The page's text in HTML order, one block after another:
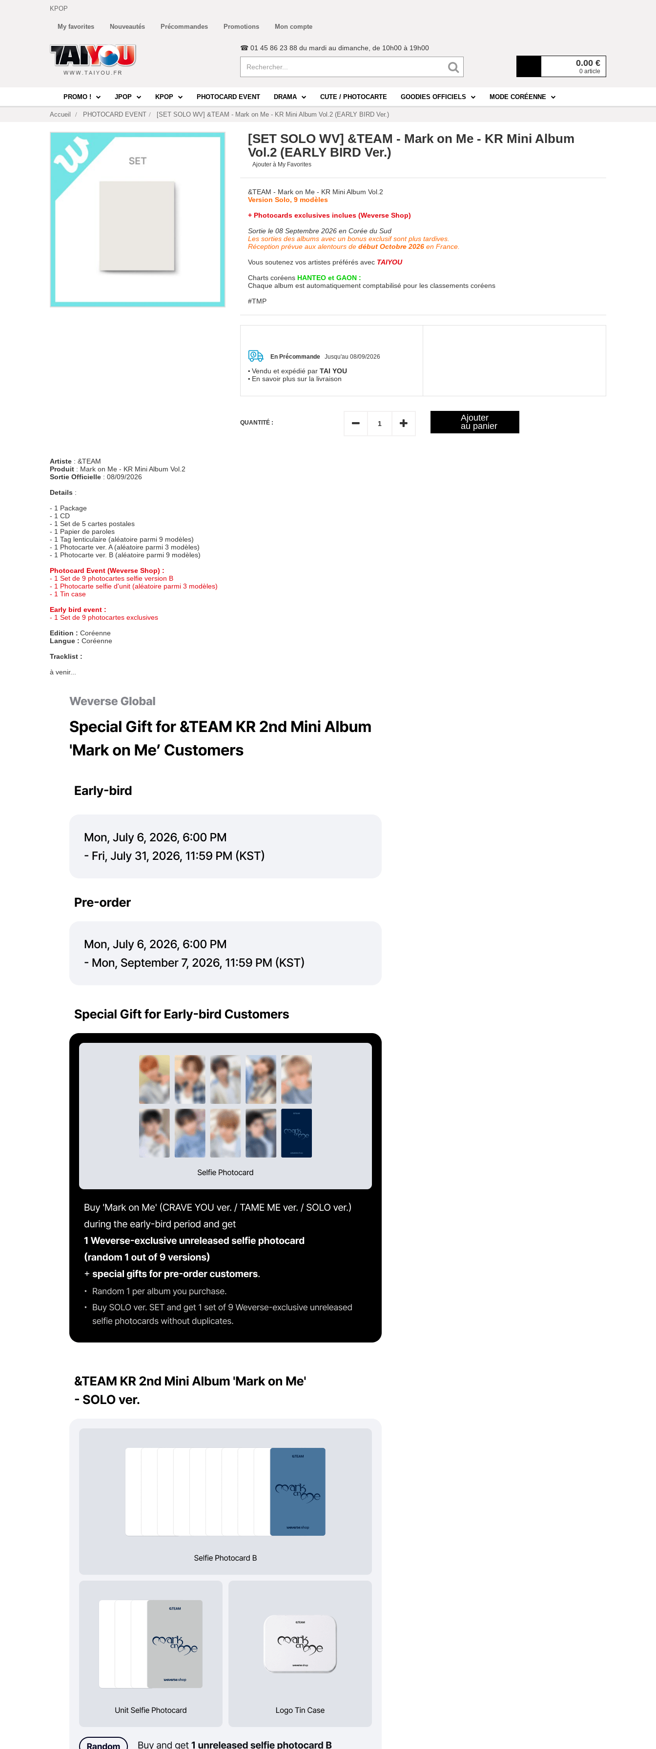
KPOP
My favorites Nouveautés Précommandes Promotions Mon compte
0.00 €
0 article
☎ 01 45 86 23 88 du mardi au dimanche, de 10h00 à 19h00
PROMO ! JPOP KPOP PHOTOCARD EVENT DRAMA CUTE / PHOTOCARTE GOODIES OFFICIELS MODE CORÉENNE
Accueil PHOTOCARD EVENT [SET SOLO WV] &TEAM - Mark on Me - KR Mini Album Vol.2 (EARLY BIRD Ver.)
[SET SOLO WV] &TEAM - Mark on Me - KR Mini Album
Vol.2 (EARLY BIRD Ver.)
Ajouter à My Favorites
&TEAM - Mark on Me - KR Mini Album Vol.2
Version Solo, 9 modèles
+ Photocards exclusives inclues (Weverse Shop)
Sortie le 08 Septembre 2026 en Corée du Sud
Les sorties des albums avec un bonus exclusif sont plus tardives.
Réception prévue aux alentours de début Octobre 2026 en France.
Vous soutenez vos artistes préférés avec TAIYOU
Charts coréens HANTEO et GAON :
Chaque album est automatiquement comptabilisé pour les classements coréens
#TMP
En Précommande Jusqu'au 08/09/2026
Vendu et expédié par TAI YOU
En savoir plus sur la livraison
QUANTITÉ :
Ajouter
au panier
Artiste : &TEAM
Produit : Mark on Me - KR Mini Album Vol.2
Sortie Officielle : 08/09/2026
Details :
- 1 Package
- 1 CD
- 1 Set de 5 cartes postales
- 1 Papier de paroles
- 1 Tag lenticulaire (aléatoire parmi 9 modèles)
- 1 Photocarte ver. A (aléatoire parmi 3 modèles)
- 1 Photocarte ver. B (aléatoire parmi 9 modèles)
Photocard Event (Weverse Shop) :
- 1 Set de 9 photocartes selfie version B
- 1 Photocarte selfie d'unit (aléatoire parmi 3 modèles)
- 1 Tin case
Early bird event :
- 1 Set de 9 photocartes exclusives
Edition : Coréenne
Langue : Coréenne
Tracklist :
à venir...